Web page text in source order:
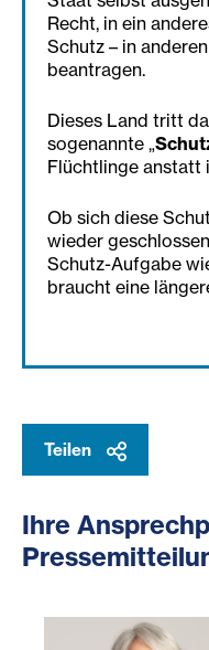
Recht, in ein
Schutz – in
beantragen.
Dieses Land tritt
sogenannte „
Flüchtlinge anstatt
Ob sich diese
wieder
Schutz-Aufgabe
braucht eine
Teilen
Ihre